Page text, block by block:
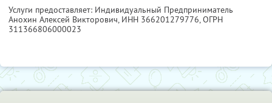
Услуги предоставляет: Индивидуальный Предприниматель
Анохин Алексей Викторович, ИНН 366201279776, ОГРН
311366806000023